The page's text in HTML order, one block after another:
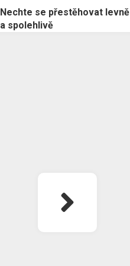
Nechte se přestěhovat levně
a spolehlivě